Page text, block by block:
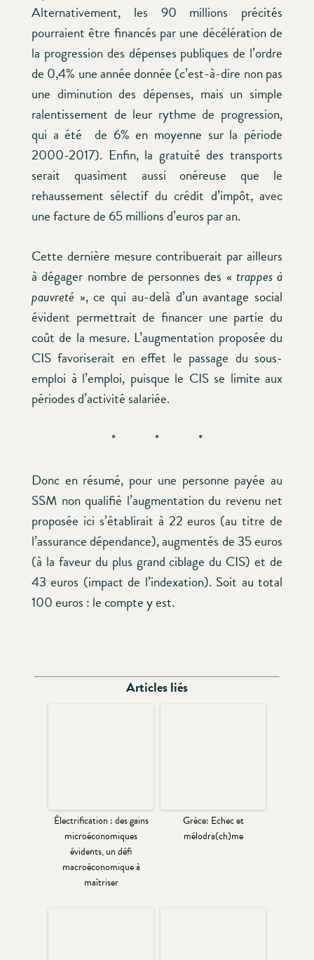
Alternativement, les 90 millions précités
pourraient être financés par une décélération de
la progression des dépenses publiques de l’ordre
de 0,4% une année donnée (c’est-à-dire non pas
une diminution des dépenses, mais un simple
ralentissement de leur rythme de progression,
qui a été de 6% en moyenne sur la période
2000-2017). Enfin, la gratuité des transports
serait quasiment aussi onéreuse que le
rehaussement sélectif du crédit d’impôt, avec
une facture de 65 millions d’euros par an.
Cette dernière mesure contribuerait par ailleurs
à dégager nombre de personnes des « trappes à
pauvreté », ce qui au-delà d’un avantage social
évident permettrait de financer une partie du
coût de la mesure. L’augmentation proposée du
CIS favoriserait en effet le passage du sous-
emploi à l’emploi, puisque le CIS se limite aux
périodes d’activité salariée.
* * *
Donc en résumé, pour une personne payée au
SSM non qualifié l’augmentation du revenu net
proposée ici s’établirait à 22 euros (au titre de
l’assurance dépendance), augmentés de 35 euros
(à la faveur du plus grand ciblage du CIS) et de
43 euros (impact de l’indexation). Soit au total
100 euros : le compte y est.
Articles liés
Électrification : des gains
microéconomiques
évidents, un défi
macroéconomique à
maîtriser
Grèce: Echec et
mélodra(ch)me